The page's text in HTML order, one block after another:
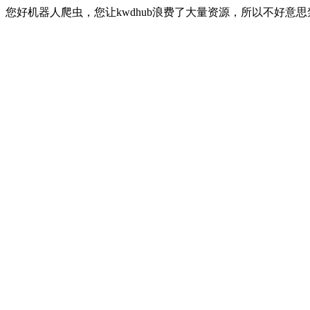
您好机器人爬虫，您让kwdhub浪费了大量资源，所以不好意思